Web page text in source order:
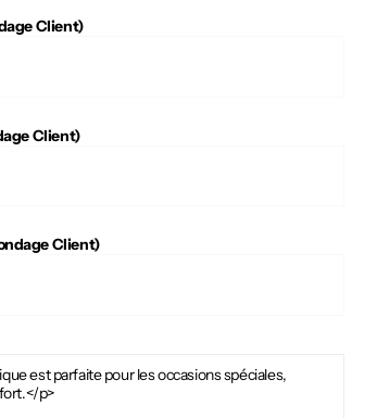
Client)
Client)
Client)
est parfaite pour les occasions spéciales,
p>